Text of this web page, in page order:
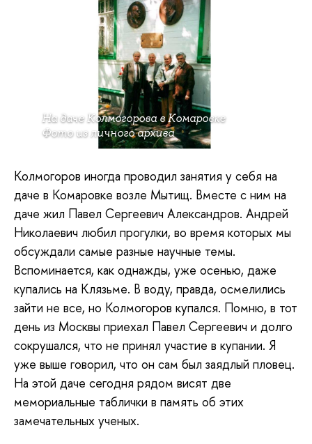
На даче Колмогорова в Комаровке
Фото из личного архива
Колмогоров иногда проводил занятия у себя на
даче в Комаровке возле Мытищ. Вместе с ним на
даче жил Павел Сергеевич Александров. Андрей
Николаевич любил прогулки, во время которых мы
обсуждали самые разные научные темы.
Вспоминается, как однажды, уже осенью, даже
купались на Клязьме. В воду, правда, осмелились
зайти не все, но Колмогоров купался. Помню, в тот
день из Москвы приехал Павел Сергеевич и долго
сокрушался, что не принял участие в купании. Я
уже выше говорил, что он сам был заядлый пловец.
На этой даче сегодня рядом висят две
мемориальные таблички в память об этих
замечательных ученых.